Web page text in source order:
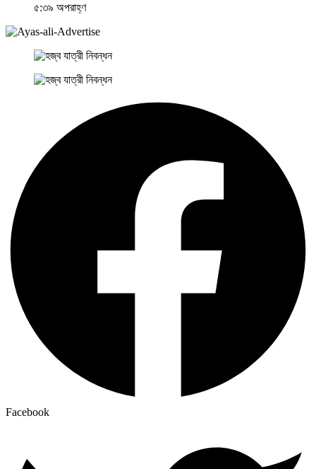
৫:৩৯ অপরাহ্ণ
Facebook